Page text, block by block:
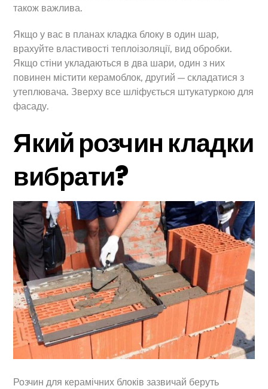
також важлива.
Якщо у вас в планах кладка блоку в один шар,
врахуйте властивості теплоізоляції, вид обробки.
Якщо стіни укладаються в два шари, один з них
повинен містити керамоблок, другий — складатися з
утеплювача. Зверху все шліфується штукатуркою для
фасаду.
Який розчин кладки
вибрати?
Розчин для керамічних блоків зазвичай беруть